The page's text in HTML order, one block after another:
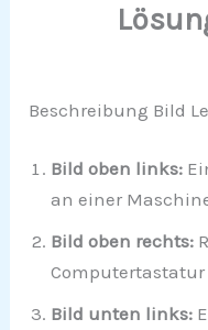
Beschreibung Bild
Bild oben links:
an einer
Bild oben rechts:
Computertastatur
Bild unten links: